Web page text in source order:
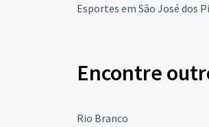
Esportes em São José dos
Encontre
Rio Branco